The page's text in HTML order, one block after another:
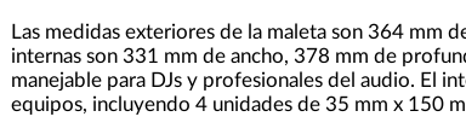
Las medidas exteriores de la maleta son 364 mm
internas son 331 mm de ancho, 378 mm de
manejable para DJs y profesionales del audio. El
equipos, incluyendo 4 unidades de 35 mm x 150